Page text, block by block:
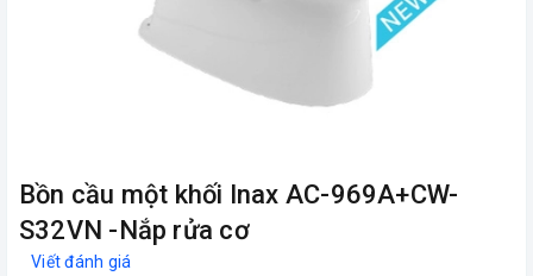
Bồn cầu một khối Inax AC-969A+CW-
S32VN -Nắp rửa cơ
Viết đánh giá